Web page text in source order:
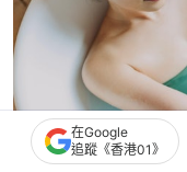
在Google
追蹤《香港01》